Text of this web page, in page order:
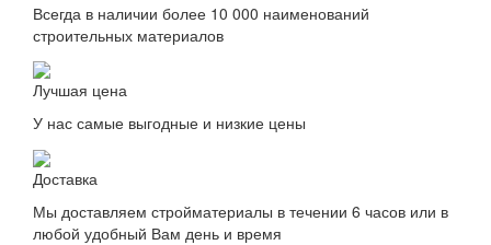
Всегда в наличии более 10 000 наименований
строительных материалов
Лучшая цена
У нас самые выгодные и низкие цены
Доставка
Мы доставляем стройматериалы в течении 6 часов или в
любой удобный Вам день и время